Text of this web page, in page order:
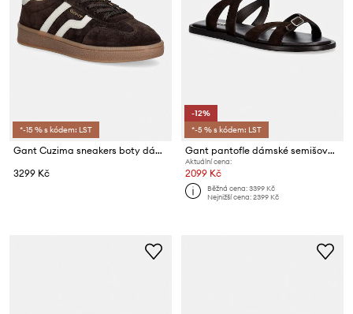
*-15 % s kódem: LST
Gant Cuzima sneakers boty dámské kožené
3299 Kč
-12%
*-5 % s kódem: LST
Gant pantofle dámské semišové Sunlaz
Aktuální cena:
2099 Kč
Běžná cena:3399 Kč
Nejnižší cena:2399 Kč